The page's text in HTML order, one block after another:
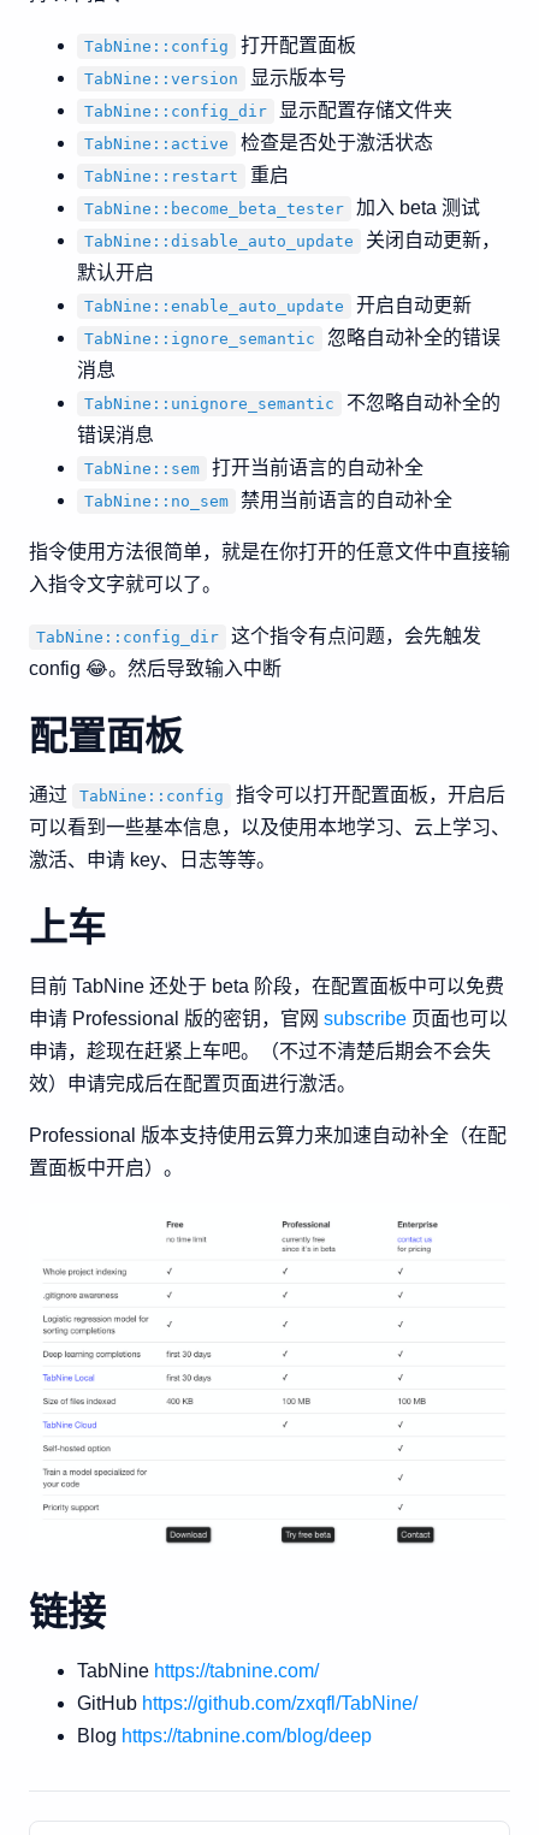
TabNine::config 打开配置面板
TabNine::version 显示版本号
TabNine::config_dir 显示配置存储文件夹
TabNine::active 检查是否处于激活状态
TabNine::restart 重启
TabNine::become_beta_tester 加入 beta 测试
TabNine::disable_auto_update
关闭自动更新，
默认开启
TabNine::enable_auto_update 开启自动更新
TabNine::ignore_semantic
忽略自动补全的错误
消息
TabNine::unignore_semantic
不忽略自动补全的
错误消息
TabNine::sem 打开当前语言的自动补全
TabNine::no_sem 禁用当前语言的自动补全
指令使用方法很简单，就是在你打开的任意文件中直接输
入指令文字就可以了。
TabNine::config_dir
这个指令有点问题，会先触发
config 😂。然后导致输入中断
配置面板
通过 TabNine::config
指令可以打开配置面板，开启后
可以看到一些基本信息，以及使用本地学习、云上学习、
激活、申请 key、日志等等。
上车
目前 TabNine 还处于 beta 阶段，在配置面板中可以免费
申请 Professional 版的密钥，官网 subscribe 页面也可以
申请，趁现在赶紧上车吧。（不过不清楚后期会不会失
效）申请完成后在配置页面进行激活。
Professional 版本支持使用云算力来加速自动补全（在配
置面板中开启）。
链接
TabNine https://tabnine.com/
GitHub https://github.com/zxqfl/TabNine/
Blog https://tabnine.com/blog/deep